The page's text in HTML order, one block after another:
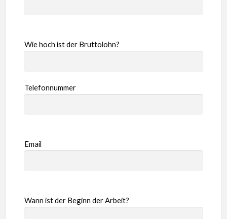
Wie hoch ist der Bruttolohn?
Telefonnummer
Email
Wann ist der Beginn der Arbeit?